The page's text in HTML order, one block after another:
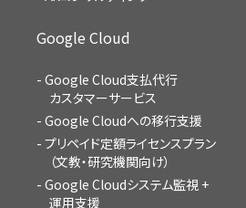
Google Cloud
Google Cloud支払代行
カスタマーサービス
Google Cloudへの移行支援
プリペイド定額ライセンスプラン
（文教・研究機関向け）
Google Cloudシステム監視 +
運用支援